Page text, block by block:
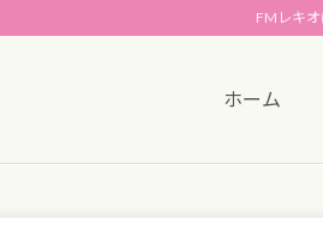
FMレキ
ホーム